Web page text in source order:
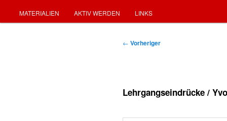
MATERIALIEN AKTIV WERDEN LINKS
Beitragsnavigation
← Vorheriger
Lehrgangseindrücke /